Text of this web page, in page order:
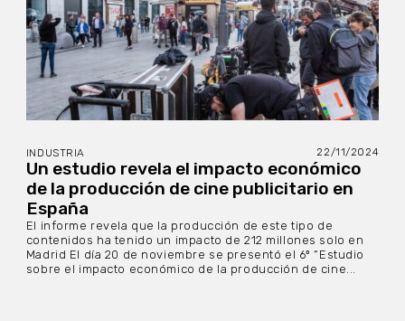
INDUSTRIA 22/11/2024
Un estudio revela el impacto económico
de la producción de cine publicitario en
España
El informe revela que la producción de este tipo de
contenidos ha tenido un impacto de 212 millones solo en
Madrid El día 20 de noviembre se presentó el 6º “Estudio
sobre el impacto económico de la producción de cine...